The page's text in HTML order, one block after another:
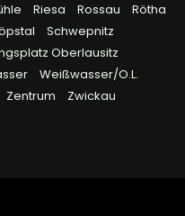
Riesa Rossau
Rötha
Schwepnitz
Oberlausitz
Weißwasser/O.L.
Zentrum Zwickau